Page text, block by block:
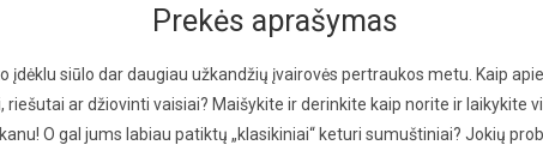
Prekės aprašymas
įdėklu siūlo dar daugiau užkandžių įvairovės pertraukos metu. Kaip
ar džiovinti vaisiai? Maišykite ir derinkite kaip norite ir laikykite
O gal jums labiau patiktų „klasikiniai“ keturi sumuštiniai? Jokių